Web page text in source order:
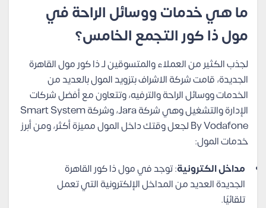
ما هي خدمات ووسائل الراحة في
مول ذا كور التجمع الخامس؟
لجذب الكثير من العملاء والمتسوقين لـ ذا كور مول القاهرة
الجديدة، قامت شركة الاشراف بتزويد المول بالعديد من
الخدمات ووسائل الراحة والترفيه، وتتعاون مع أفضل شركات
الإدارة والتشغيل وهي شركة Jara، وشركة Smart System
By Vodafone لجعل وقتك داخل المول مميزة أكثر، ومن أبرز
خدمات المول:
مداخل الكترونية: توجد في مول ذا كور القاهرة
الجديدة العديد من المداخل الإلكترونية التي تعمل
تلقائيًا.